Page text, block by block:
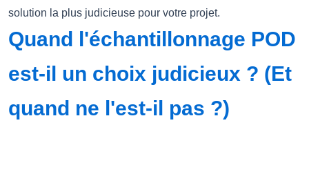
solution la plus judicieuse pour votre projet.
Quand l'échantillonnage POD
est-il un choix judicieux ? (Et
quand ne l'est-il pas ?)